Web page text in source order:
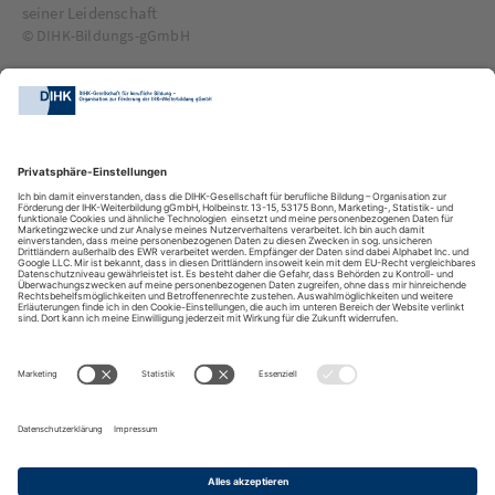
seiner Leidenschaft
© DIHK-Bildungs-gGmbH
Header
DIHK-Bildungs-gGmbH
Besuchen Sie auch: